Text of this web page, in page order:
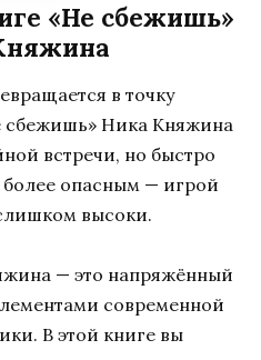
«Не сбежишь»
в точку
сбежишь» Ника Княжина
встречи, но быстро
более опасным — игрой
высоки.
— это напряжённый
современной
В этой книге вы